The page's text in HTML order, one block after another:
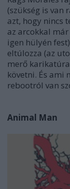
(szükség is van
azt, hogy nincs
az arcokkal
igen hülyén
eltúlozza (az
merő
követni. És ami
rebootról van
Animal Man